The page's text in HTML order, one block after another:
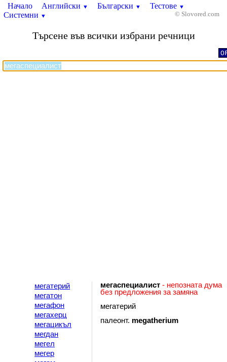
Начало Английски ▼ Български ▼ Тестове ▼
Системни ▼ © Slovored.com
Търсене във всички избрани речници
мегатерий
мегатон
мегафон
мегахерц
мегацикъл
мегдан
мегел
мегер
мегаспециалист - непозната дума
без предложения за замяна
мегатерий
палеонт. megatherium